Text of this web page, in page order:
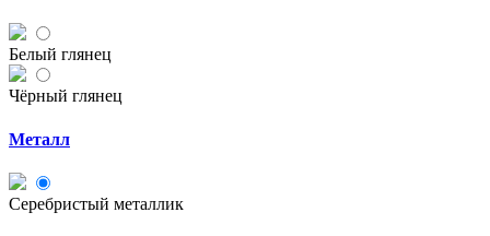
Белый глянец
Чёрный глянец
Металл
Серебристый металлик